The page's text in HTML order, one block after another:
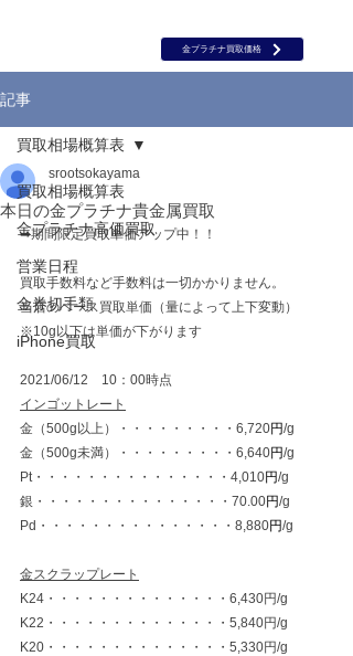
金プラチナ買取価格
記事
買取相場概算表
金プラチナ高価買取
営業日程
金券切手類
iPhone買取
買取相場概算表
本日の金プラチナ貴金属買取
srootsokayama
➡期間限定買取単価アップ中！！
買取手数料など手数料は一切かかりません。
当店のベース買取単価（量によって上下変動）
※10g以下は単価が下がります
2021/06/12　10：00時点
インゴットレート
金（500g以上）・・・・・・・・・6,720円/g
金（500g未満）・・・・・・・・・6,640円/g
Pt・・・・・・・・・・・・・・・4,010円/g
銀・・・・・・・・・・・・・・・70.00円/g
Pd・・・・・・・・・・・・・・・8,880円/g
金スクラップレート
K24・・・・・・・・・・・・・・6,430円/g
K22・・・・・・・・・・・・・・5,840円/g
K20・・・・・・・・・・・・・・5,330円/g